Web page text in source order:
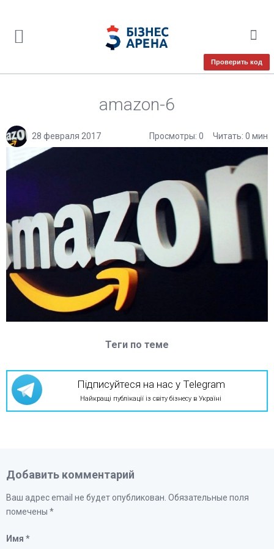
Проверить код
amazon-6
28 февраля 2017 Читать: 0 мин
Просмотры: 0
Теги по теме
Підписуйтеся на нас у Telegram
Найкращі публікації із світу бізнесу в Україні
Добавить комментарий
Ваш адрес email не будет опубликован. Обязательные поля
помечены *
Имя *